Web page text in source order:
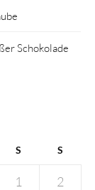
Schokolade
S S
1 2